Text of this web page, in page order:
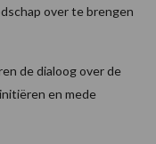
over te brengen
de dialoog over de
en mede